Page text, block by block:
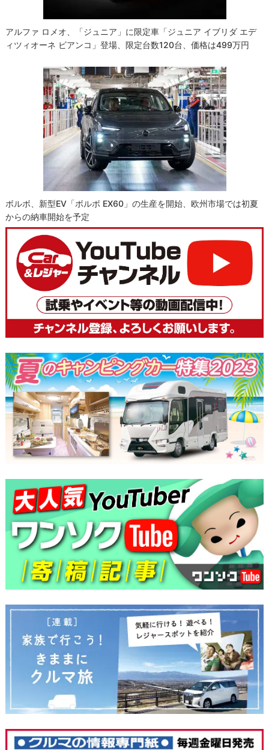
アルファ ロメオ、「ジュニア」に限定車「ジュニア イブリダ エデ
ィツィオーネ ビアンコ」登場、限定台数120台、価格は499万円
ボルボ、新型EV「ボルボ EX60」の生産を開始、欧州市場では初夏
からの納車開始を予定